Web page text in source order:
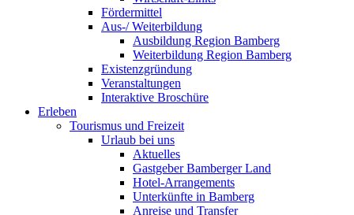
Fördermittel
Aus-/ Weiterbildung
Ausbildung Region Bamberg
Weiterbildung Region Bamberg
Existenzgründung
Veranstaltungen
Interaktive Broschüre
Erleben
Tourismus und Freizeit
Urlaub bei uns
Aktuelles
Gastgeber Bamberger Land
Hotel-Arrangements
Unterkünfte in Bamberg
Anreise und Transfer